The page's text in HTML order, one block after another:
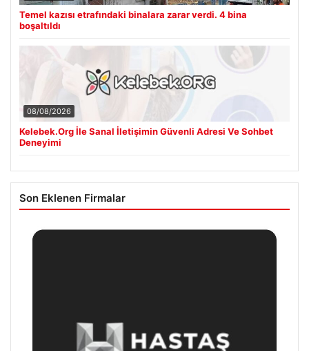
Temel kazısı etrafındaki binalara zarar verdi. 4 bina
boşaltıldı
08/08/2026
Kelebek.Org İle Sanal İletişimin Güvenli Adresi Ve Sohbet
Deneyimi
Son Eklenen Firmalar